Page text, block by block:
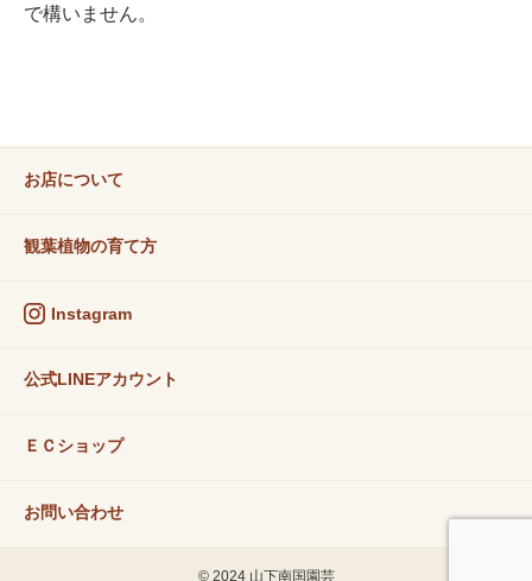
で構いません。
お店について
観葉植物の育て方
Instagram
公式LINEアカウント
ＥＣショップ
お問い合わせ
© 2024 山下南国園芸